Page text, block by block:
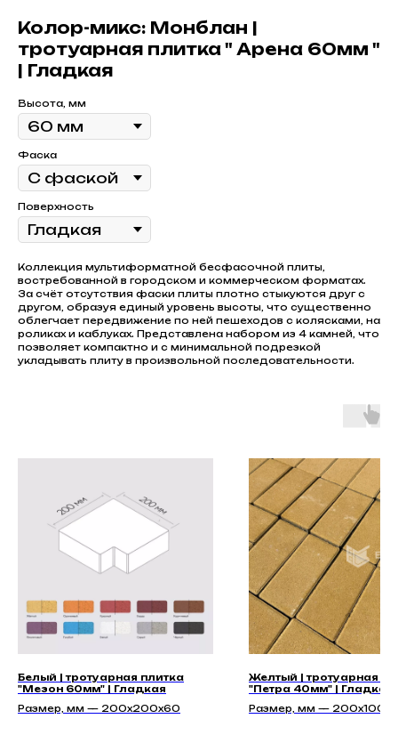
Колор-микс: Монблан |
тротуарная плитка " Арена 60мм "
| Гладкая
Высота, мм
Фаска
Поверхность
Коллекция мультиформатной бесфасочной плиты,
востребованной в городском и коммерческом форматах.
За счёт отсутствия фаски плиты плотно стыкуются друг с
другом, образуя единый уровень высоты, что существенно
облегчает передвижение по ней пешеходов с колясками, на
роликах и каблуках. Представлена набором из 4 камней, что
позволяет компактно и с минимальной подрезкой
укладывать плиту в произвольной последовательности.
Белый | тротуарная плитка
"Мезон 60мм" | Гладкая
Размер, мм — 200х200х60
Желтый | тротуарная
"Петра 40мм" | Гладкая
Размер, мм —